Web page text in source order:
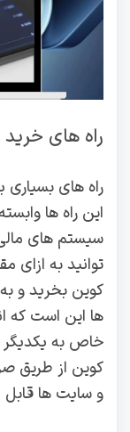
راه های
راه های بسیاری
این راه ها
سیستم های
توانید به ازای
کوین بخرید و
ها این است که
خاص به
کوین از طریق
و سایت ها قابل